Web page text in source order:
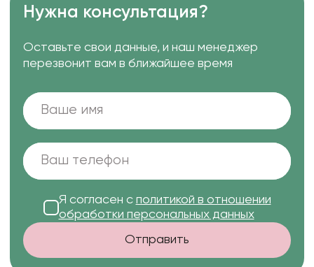
Нужна консультация?
Оставьте свои данные, и наш менеджер
перезвонит вам в ближайшее время
Я согласен с политикой в отношении
обработки персональных данных
Отправить